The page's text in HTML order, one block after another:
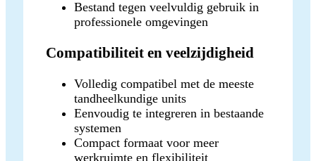
Bestand tegen veelvuldig gebruik in
professionele omgevingen
Compatibiliteit en veelzijdigheid
Volledig compatibel met de meeste
tandheelkundige units
Eenvoudig te integreren in bestaande
systemen
Compact formaat voor meer
werkruimte en flexibiliteit